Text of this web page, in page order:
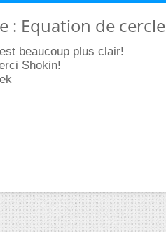
: Equation de cercle
beaucoup plus clair!
Shokin!